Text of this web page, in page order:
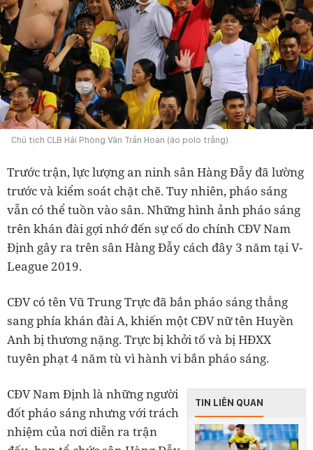
Chủ tịch CLB Hải Phòng Văn Trần Hoàn (áo polo trắng).
Trước trận, lực lượng an ninh sân Hàng Đẫy đã lường
trước và kiểm soát chặt chẽ. Tuy nhiên, pháo sáng
vẫn có thể tuồn vào sân. Những hình ảnh pháo sáng
trên khán đài gợi nhớ đến sự cố do chính CĐV Nam
Định gây ra trên sân Hàng Đẫy cách đây 3 năm tại V-
League 2019.
CĐV có tên Vũ Trung Trực đã bắn pháo sáng thẳng
sang phía khán đài A, khiến một CĐV nữ tên Huyền
Anh bị thương nặng. Trực bị khởi tố và bị HĐXX
tuyên phạt 4 năm tù vì hành vi bắn pháo sáng.
TIN LIÊN QUAN
CĐV Nam Định là những người
đốt pháo sáng nhưng với trách
nhiệm của nơi diễn ra trận